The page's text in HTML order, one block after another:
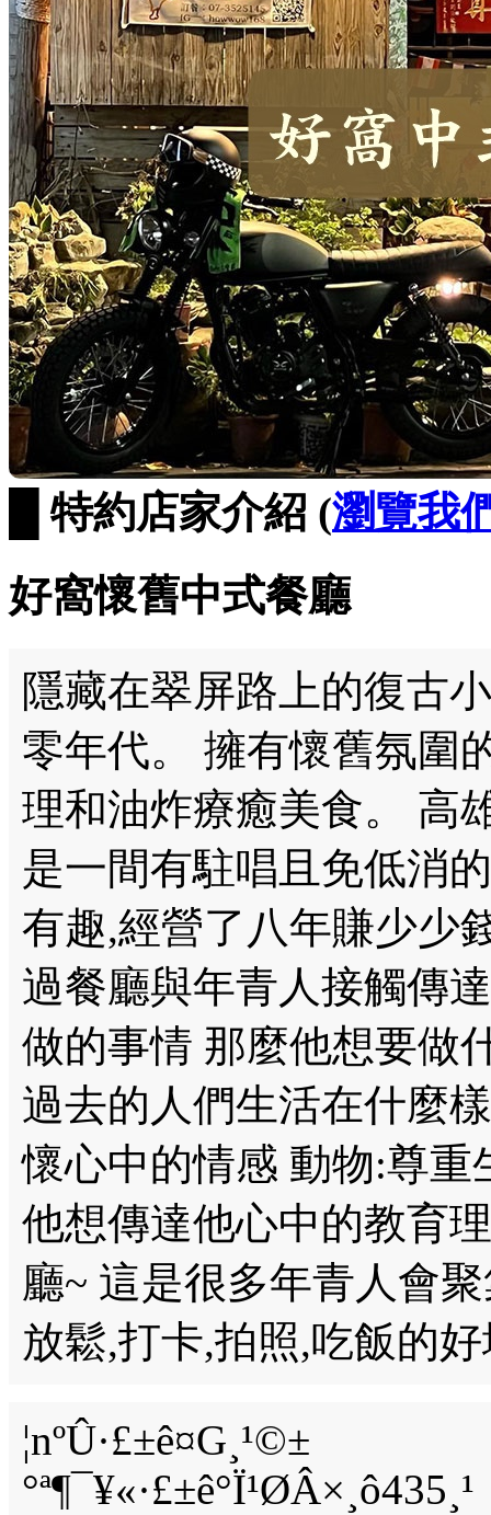
█ 特約店家介紹 (瀏覽我
好窩懷舊中式餐廳
隱藏在翠屏路上的復古
零年代。 擁有懷舊氛圍
理和油炸療癒美食。 高
是一間有駐唱且免低消
有趣,經營了八年賺少少
過餐廳與年青人接觸傳
做的事情 那麼他想要做
過去的人們生活在什麼
懷心中的情感 動物:尊
他想傳達他心中的教育
廳~ 這是很多年青人會
放鬆,打卡,拍照,吃飯的
¦nºÛ·£±ê¤G¸¹©±
°ª¶¯¥«·£±ê°Ï¹ØÂ×¸ô435¸¹